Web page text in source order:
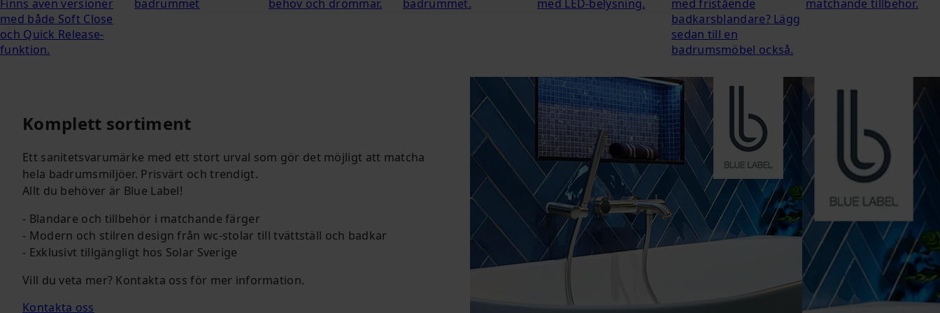
Finns även versioner
med både Soft Close
och Quick Release-
funktion.
badrummet
behov och drömmar.
badrummet.
med LED-belysning.
med fristående
badkarsblandare? Lägg
sedan till en
badrumsmöbel också.
matchande tillbehör.
Komplett sortiment
Ett sanitetsvarumärke med ett stort urval som gör det möjligt att matcha
hela badrumsmiljöer. Prisvärt och trendigt.
Allt du behöver är Blue Label!
- Blandare och tillbehör i matchande färger
- Modern och stilren design från wc-stolar till tvättställ och badkar
- Exklusivt tillgängligt hos Solar Sverige
Vill du veta mer? Kontakta oss för mer information.
Kontakta oss